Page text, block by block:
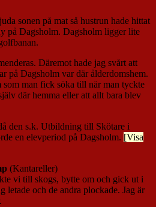
sonen på mat så hustrun hade hittat
på Dagsholm. Dagsholm ligger lite
Däremot hade jag svårt att
på Dagsholm var där ålderdomshem.
som man fick söka till när man tyckte
där hemma eller att allt bara blev
den s.k. Utbildning till Skötare i
en elevperiod på Dagsholm. [Visa
(Kantareller)
vi till skogs, bytte om och gick ut i
letade och de andra plockade. Jag är